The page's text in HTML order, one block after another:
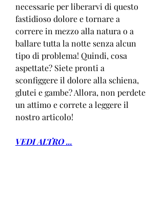
necessarie per liberarvi di questo
fastidioso dolore e tornare a
correre in mezzo alla natura o a
ballare tutta la notte senza alcun
tipo di problema! Quindi, cosa
aspettate? Siete pronti a
sconfiggere il dolore alla schiena,
glutei e gambe? Allora, non perdete
un attimo e correte a leggere il
nostro articolo!
VEDI ALTRO ...